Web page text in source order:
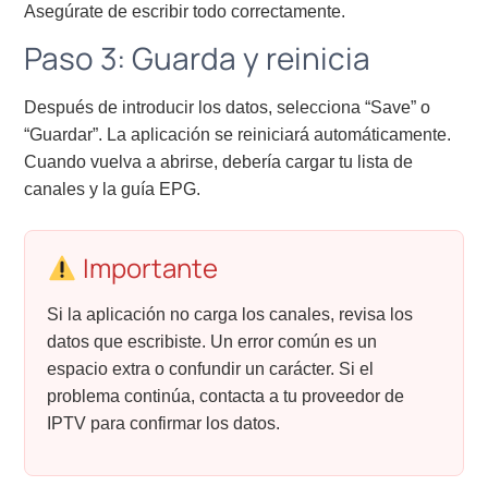
Asegúrate de escribir todo correctamente.
Paso 3: Guarda y reinicia
Después de introducir los datos, selecciona “Save” o
“Guardar”. La aplicación se reiniciará automáticamente.
Cuando vuelva a abrirse, debería cargar tu lista de
canales y la guía EPG.
Importante
Si la aplicación no carga los canales, revisa los
datos que escribiste. Un error común es un
espacio extra o confundir un carácter. Si el
problema continúa, contacta a tu proveedor de
IPTV para confirmar los datos.